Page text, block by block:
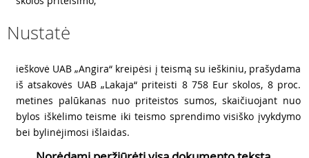
Nustatė
ieškovė UAB „Angira“ kreipėsi į teismą su ieškiniu, prašydama
iš atsakovės UAB „Lakaja“ priteisti 8 758 Eur skolos, 8 proc.
metines palūkanas nuo priteistos sumos, skaičiuojant nuo
bylos iškėlimo teisme iki teismo sprendimo visiško įvykdymo
bei bylinėjimosi išlaidas.